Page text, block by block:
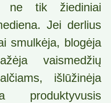
ne tik žiediniai
Jei derlius
smulkėja, blogėja
vaisme­džių
išlūžinėja
produktyvusis